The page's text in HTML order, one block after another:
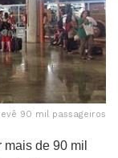
90 mil passageiros
de 90 mil